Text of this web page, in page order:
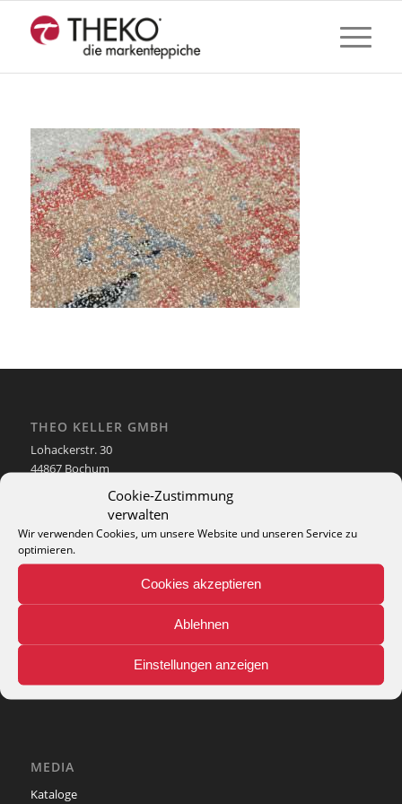
Cookie-Zustimmung
verwalten
Wir verwenden Cookies, um unsere Website und unseren Service zu
optimieren.
Cookies akzeptieren
Ablehnen
Einstellungen anzeigen
THEO KELLER GMBH
Lohackerstr. 30
44867 Bochum
phone: + 49 (2327) 3083 - 20
info@theko-collection.com
INFO
MEDIA
Kataloge